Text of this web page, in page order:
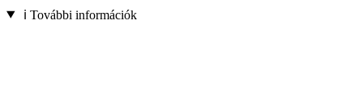
ℹ️ További információk